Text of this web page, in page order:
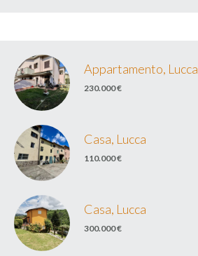
Appartamento, Lucca
230.000 €
Casa, Lucca
110.000 €
Casa, Lucca
300.000 €